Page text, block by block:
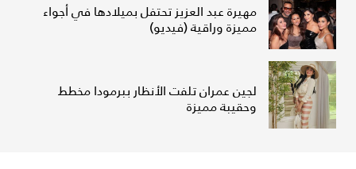
مهيرة عبد العزيز تحتفل بميلادها في أجواء
مميزة وراقية (فيديو)
لجين عمران تلفت الأنظار ببرمودا مخطط
وحقيبة مميزة